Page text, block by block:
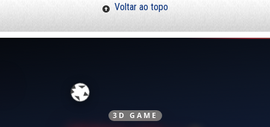
Voltar ao topo
3D GAME